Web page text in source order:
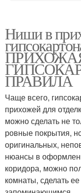
Ниши в
ПРАВИЛА
Чаще всего,
прихожей для
можно сделать не
ровные покрытия,
оригинальных,
нюансы в
коридора, можно
комнаты, сделать